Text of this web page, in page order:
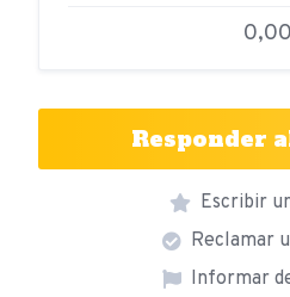
0,00
Responder
Escribir
Reclamar
Informar